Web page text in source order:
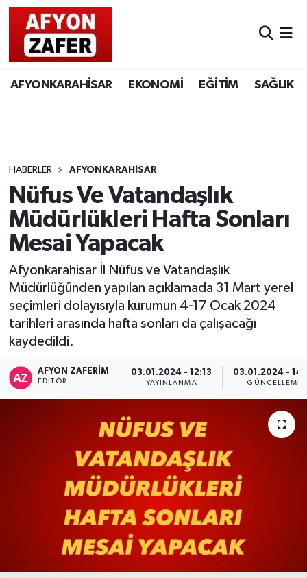
AFYONKARAHİSAR EKONOMİ EĞİTİM SAĞLIK
HABERLER AFYONKARAHİSAR
Nüfus Ve Vatandaşlık
Müdürlükleri Hafta Sonları
Mesai Yapacak
Afyonkarahisar İl Nüfus ve Vatandaşlık
Müdürlüğünden yapılan açıklamada 31 Mart yerel
seçimleri dolayısıyla kurumun 4-17 Ocak 2024
tarihleri arasında hafta sonları da çalışacağı
kaydedildi.
AFYON ZAFERİM
EDITÖR
03.01.2024 - 12:13
YAYINLANMA
03.01.2024 -
GÜNCELLEME